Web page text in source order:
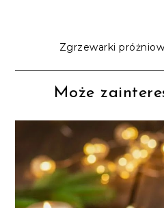
Zgrzewarki
Może